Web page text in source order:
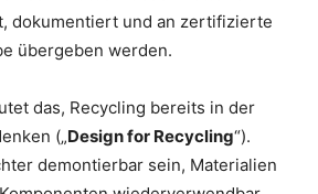
dokumentiert und an zertifizierte
übergeben werden.
das, Recycling bereits in der
(„Design for Recycling“).
demontierbar sein, Materialien